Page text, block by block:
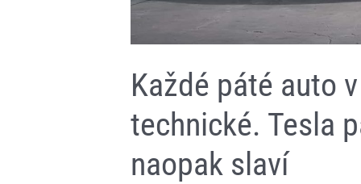
Každé páté auto
technické. Tesla
naopak slaví